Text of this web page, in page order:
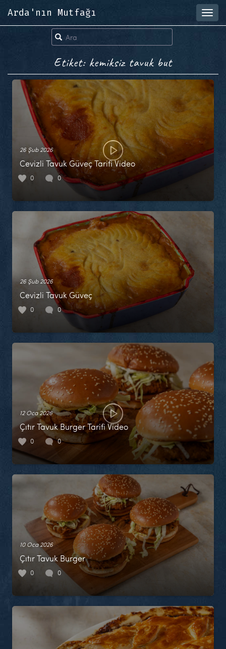
Arda'nın Mutfağı
Etiket: kemiksiz tavuk but
26 Şub 2026
Cevizli Tavuk Güveç Tarifi Video
0 0
26 Şub 2026
Cevizli Tavuk Güveç
0 0
12 Oca 2026
Çıtır Tavuk Burger Tarifi Video
0 0
10 Oca 2026
Çıtır Tavuk Burger
0 0